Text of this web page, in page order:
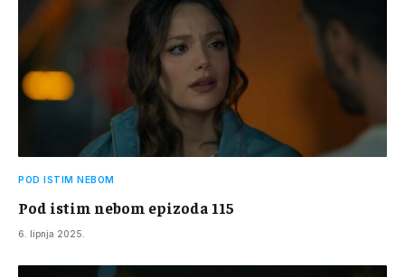
POD ISTIM NEBOM
Pod istim nebom epizoda 115
6. lipnja 2025.